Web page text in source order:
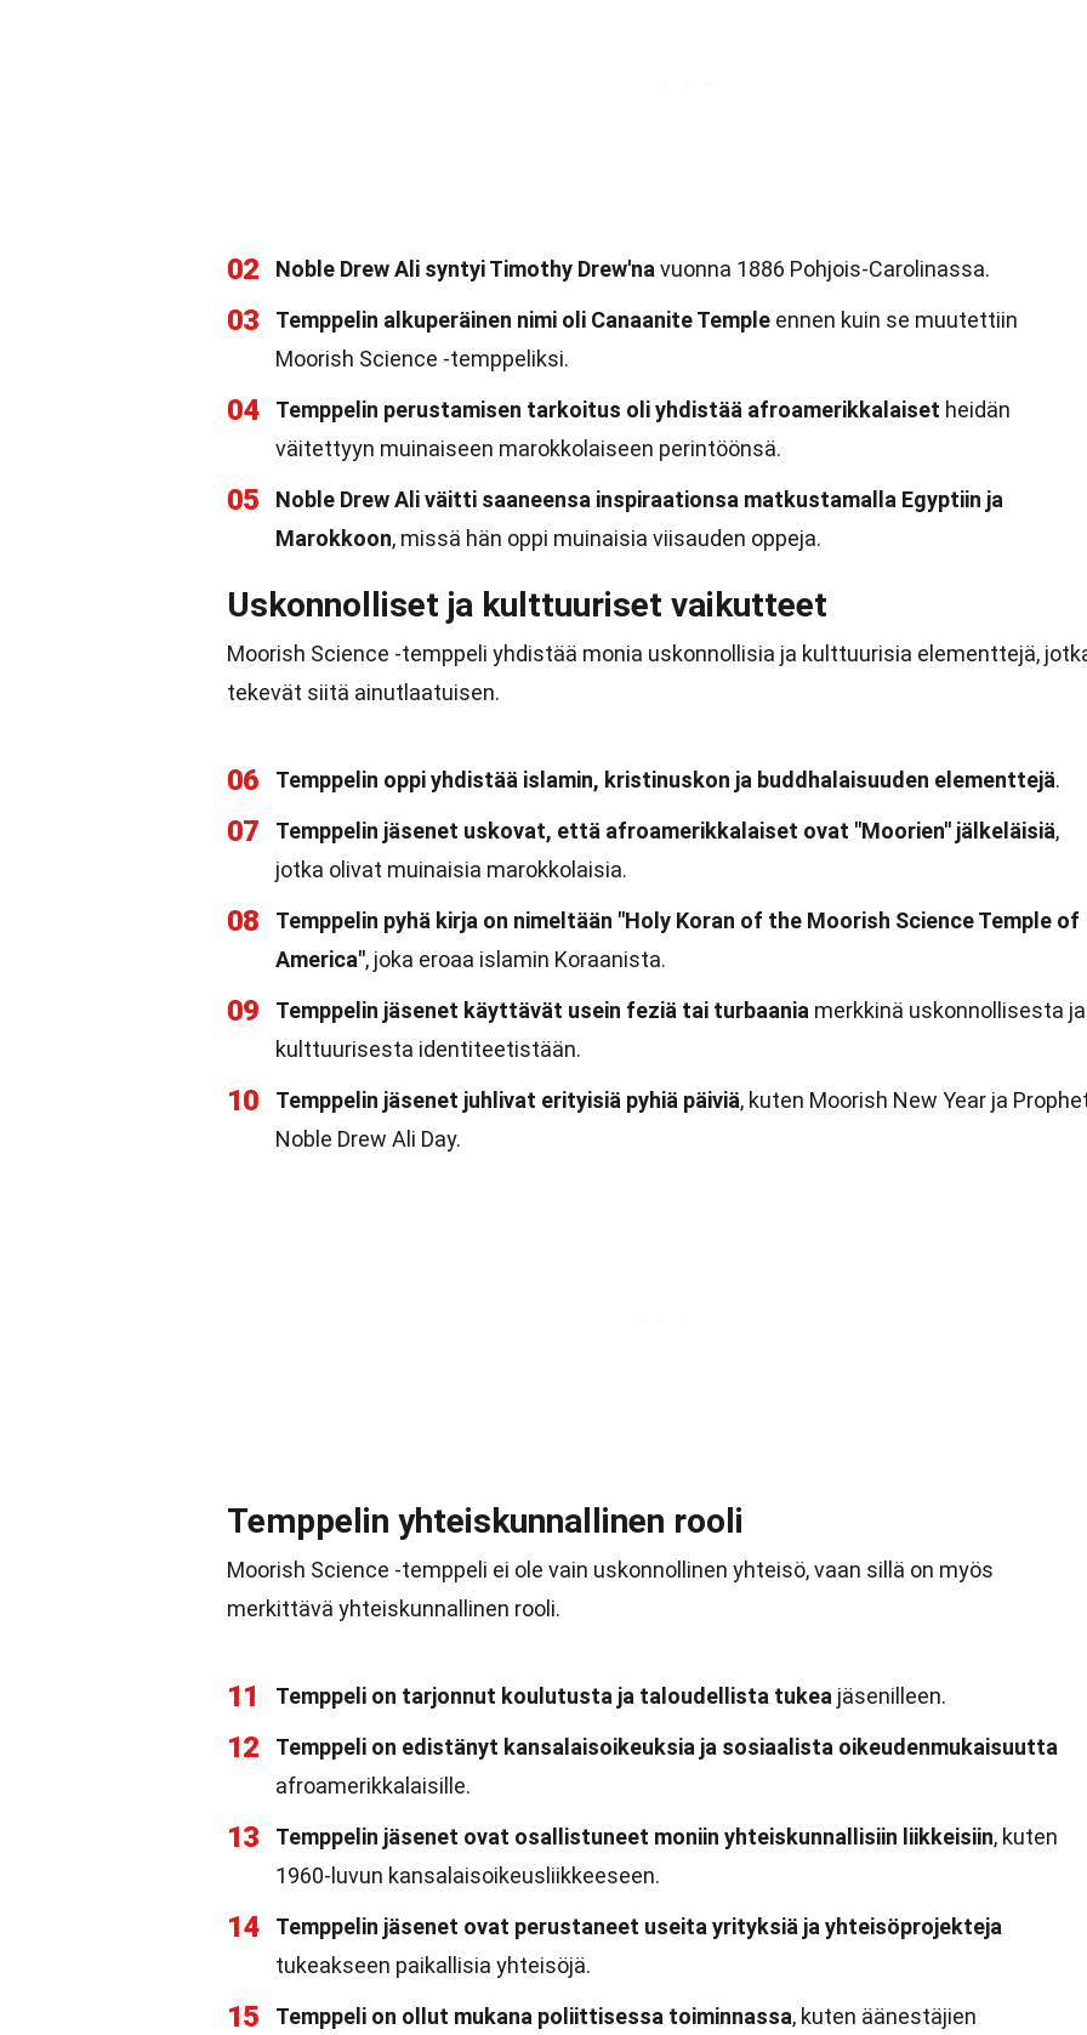
02 Noble Drew Ali syntyi Timothy Drew'na vuonna 1886 Pohjois-Carolinassa.
03 Temppelin alkuperäinen nimi oli Canaanite Temple ennen kuin se muutettiin
Moorish Science -temppeliksi.
04 Temppelin perustamisen tarkoitus oli yhdistää afroamerikkalaiset heidän
väitettyyn muinaiseen marokkolaiseen perintöönsä.
05
Noble Drew Ali väitti saaneensa inspiraationsa matkustamalla Egyptiin ja
Marokkoon, missä hän oppi muinaisia viisauden oppeja.
Uskonnolliset ja kulttuuriset vaikutteet
Moorish Science -temppeli yhdistää monia uskonnollisia ja kulttuurisia elementtejä,
tekevät siitä ainutlaatuisen.
06 Temppelin oppi yhdistää islamin, kristinuskon ja buddhalaisuuden elementtejä.
07 Temppelin jäsenet uskovat, että afroamerikkalaiset ovat "Moorien" jälkeläisiä,
jotka olivat muinaisia marokkolaisia.
08
Temppelin pyhä kirja on nimeltään "Holy Koran of the Moorish Science Temple of
America", joka eroaa islamin Koraanista.
09 Temppelin jäsenet käyttävät usein feziä tai turbaania merkkinä uskonnollisesta ja
kulttuurisesta identiteetistään.
10 Temppelin jäsenet juhlivat erityisiä pyhiä päiviä, kuten Moorish New Year ja
Noble Drew Ali Day.
Temppelin yhteiskunnallinen rooli
Moorish Science -temppeli ei ole vain uskonnollinen yhteisö, vaan sillä on myös
merkittävä yhteiskunnallinen rooli.
11 Temppeli on tarjonnut koulutusta ja taloudellista tukea jäsenilleen.
12
Temppeli on edistänyt kansalaisoikeuksia ja sosiaalista oikeudenmukaisuutta
afroamerikkalaisille.
13 Temppelin jäsenet ovat osallistuneet moniin yhteiskunnallisiin liikkeisiin, kuten
1960-luvun kansalaisoikeusliikkeeseen.
14
Temppelin jäsenet ovat perustaneet useita yrityksiä ja yhteisöprojekteja
tukeakseen paikallisia yhteisöjä.
15 Temppeli on ollut mukana poliittisessa toiminnassa, kuten äänestäjien